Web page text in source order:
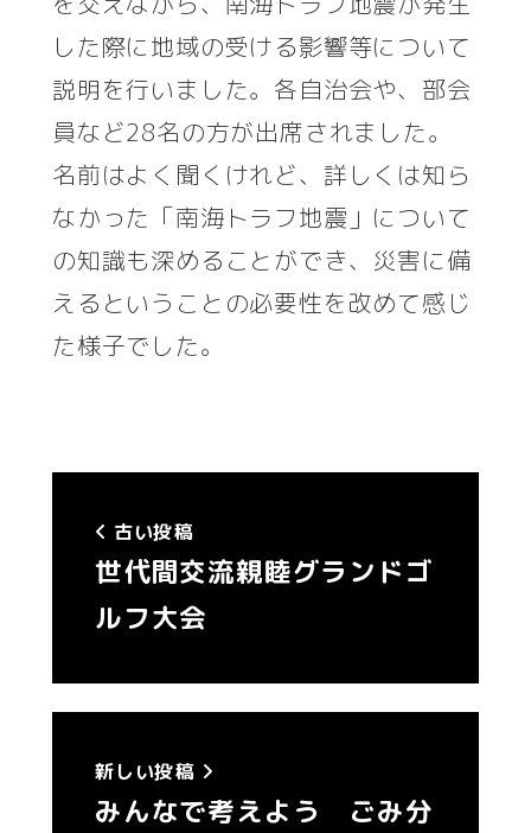
した際に地域の受ける影響等について
説明を行いました。各自治会や、部会
員など28名の方が出席されました。
名前はよく聞くけれど、詳しくは知ら
なかった「南海トラフ地震」について
の知識も深めることができ、災害に備
えるということの必要性を改めて感じ
た様子でした。
古い投稿
世代間交流親睦グランドゴ
ルフ大会
新しい投稿
みんなで考えよう ごみ分